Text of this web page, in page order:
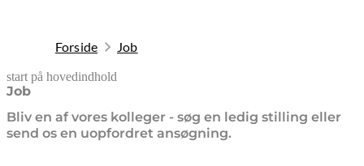
Forside Job
start på hovedindhold
Job
Bliv en af vores kolleger - søg en ledig stilling eller
send os en uopfordret ansøgning.
senest opdateret 9. februar 2026